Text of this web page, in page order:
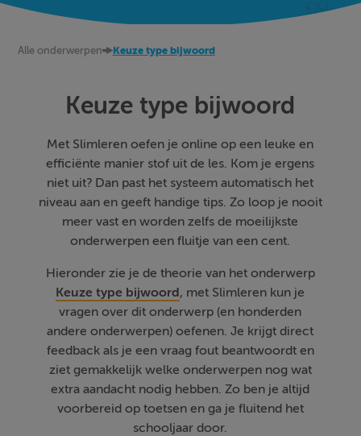
Alle onderwerpen Keuze type bijwoord
Keuze type bijwoord
Met Slimleren oefen je online op een leuke en
efficiënte manier stof uit de les. Kom je ergens
niet uit? Dan past het systeem automatisch het
niveau aan en geeft handige tips. Zo loop je nooit
meer vast en worden zelfs de moeilijkste
onderwerpen een fluitje van een cent.
Hieronder zie je de theorie van het onderwerp
Keuze type bijwoord, met Slimleren kun je
vragen over dit onderwerp (en honderden
andere onderwerpen) oefenen. Je krijgt direct
feedback als je een vraag fout beantwoordt en
ziet gemakkelijk welke onderwerpen nog wat
extra aandacht nodig hebben. Zo ben je altijd
voorbereid op toetsen en ga je fluitend het
schooljaar door.